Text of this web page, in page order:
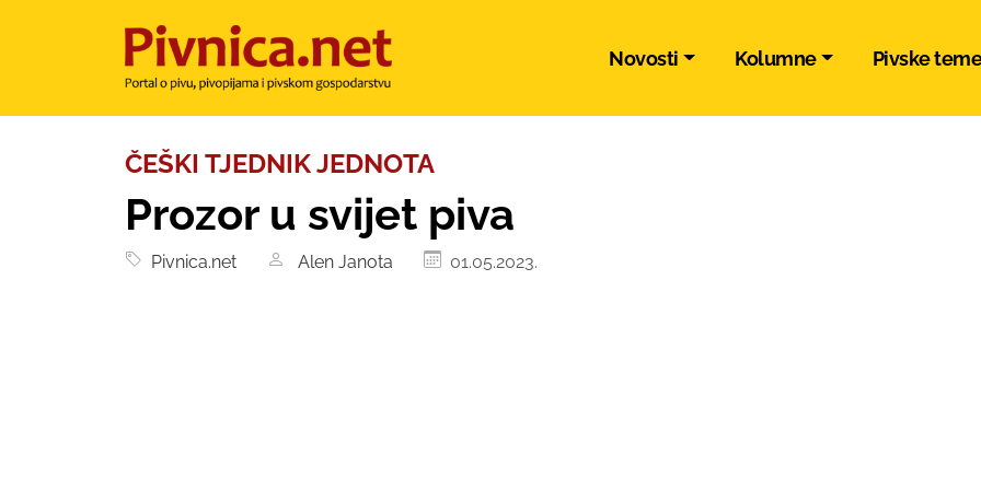
Novosti Kolumne Pivske
ČEŠKI TJEDNIK JEDNOTA
Prozor u svijet piva
Pivnica.net Alen Janota 01.05.2023.